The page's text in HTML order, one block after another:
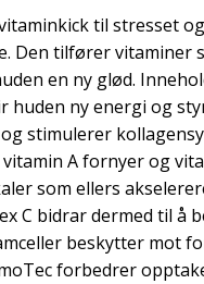
til stresset
Den tilfører vitaminer
en ny glød.
huden ny energi og
stimulerer
A fornyer og
som ellers
C bidrar dermed til å
beskytter mot
forbedrer